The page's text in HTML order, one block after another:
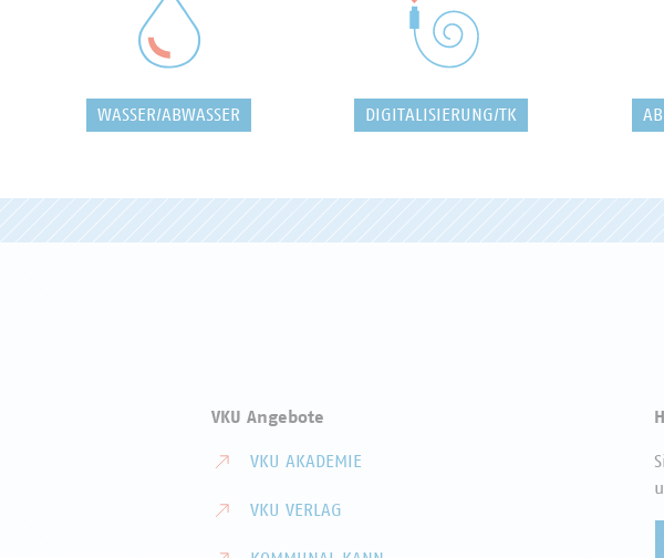
WASSER/ABWASSER DIGITALISIERUNG/TK
VKU Angebote
VKU AKADEMIE
VKU VERLAG